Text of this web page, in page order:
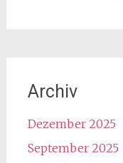
Archiv
Dezember 2025
September 2025